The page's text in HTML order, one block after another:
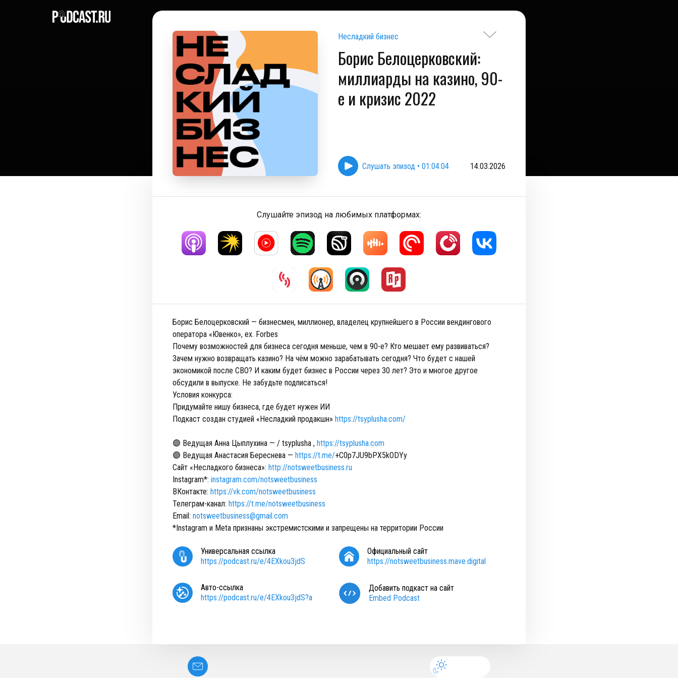
Несладкий бизнес
Борис Белоцерковский:
миллиарды на казино, 90-
е и кризис 2022
Слушать эпизод • 01:04:04 14.03.2026
Слушайте эпизод на любимых платформах:
Борис Белоцерковский — бизнесмен, миллионер, владелец крупнейшего в России вендингового
оператора «Ювенко», ex. Forbes
Почему возможностей для бизнеса сегодня меньше, чем в 90-е? Кто мешает ему развиваться?
Зачем нужно возвращать казино? На чём можно зарабатывать сегодня? Что будет с нашей
экономикой после СВО? И каким будет бизнес в России через 30 лет? Это и многое другое
обсудили в выпуске. Не забудьте подписаться!
Условия конкурса:
Придумайте нишу бизнеса, где будет нужен ИИ
Подкаст создан студией «Несладкий продакшн» https://tsyplusha.com/
🟣 Ведущая Анна Цыплухина — / tsyplusha , https://tsyplusha.com
🟣 Ведущая Анастасия Береснева — https://t.me/+C0p7JU9bPX5kODYy
Сайт «Несладкого бизнеса»: http://notsweetbusiness.ru
Instagram*: instagram.com/notsweetbusiness
ВКонтакте: https://vk.com/notsweetbusiness
Телеграм-канал: https://t.me/notsweetbusiness
Email: notsweetbusiness@gmail.com
*Instagram и Meta признаны экстремистскими и запрещены на территории России
Универсальная ссылка
https://podcast.ru/e/4EXkou3jdS
Официальный сайт
https://notsweetbusiness.mave.digital
Авто-ссылка
https://podcast.ru/e/4EXkou3jdS?a
Добавить подкаст на сайт
Embed Podcast